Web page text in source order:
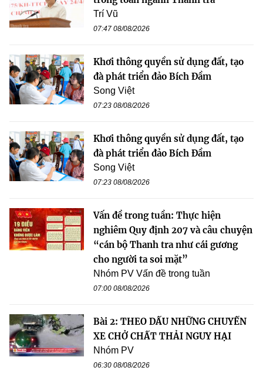
Trí Vũ
07:47 08/08/2026
Khơi thông quyền sử dụng đất, tạo
đà phát triển đảo Bích Đầm
Song Việt
07:23 08/08/2026
Khơi thông quyền sử dụng đất, tạo
đà phát triển đảo Bích Đầm
Song Việt
07:23 08/08/2026
Vấn đề trong tuần: Thực hiện
nghiêm Quy định 207 và câu chuyện
“cán bộ Thanh tra như cái gương
cho người ta soi mặt”
Nhóm PV Vấn đề trong tuần
07:00 08/08/2026
Bài 2: THEO DẤU NHỮNG CHUYẾN
XE CHỞ CHẤT THẢI NGUY HẠI
Nhóm PV
06:30 08/08/2026